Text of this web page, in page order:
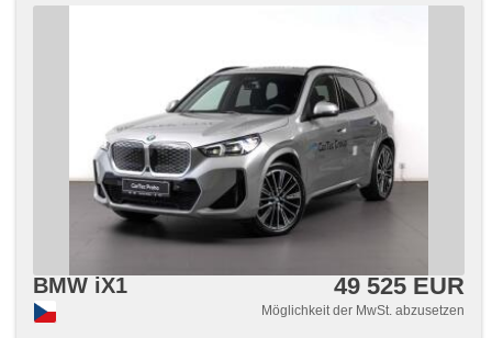
BMW iX1 49 525 EUR
Möglichkeit der MwSt. abzusetzen